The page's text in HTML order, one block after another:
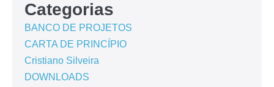
Categorias
BANCO DE PROJETOS
CARTA DE PRINCÍPIO
Cristiano Silveira
DOWNLOADS